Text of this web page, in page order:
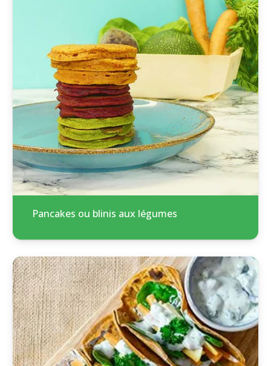
Pancakes ou blinis aux légumes